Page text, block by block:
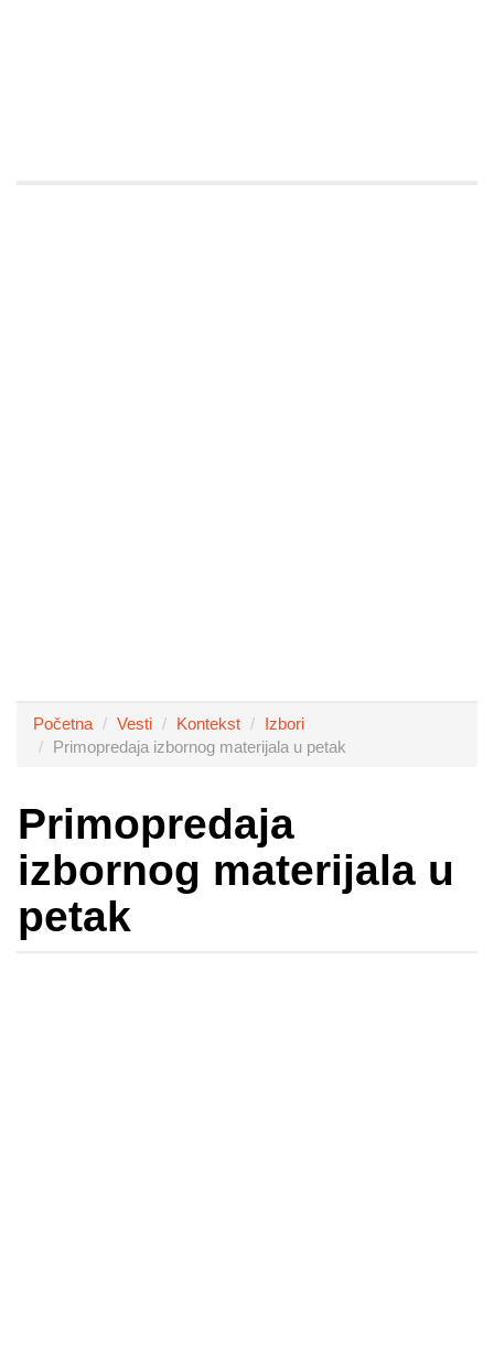
Početna Vesti Kontekst
Izbori
Primopredaja izbornog materijala u petak
Primopredaja
izbornog materijala u
petak